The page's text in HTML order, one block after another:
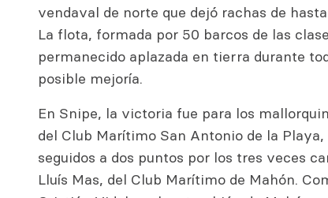
vendaval de norte que dejó rachas de
La flota, formada por 50 barcos de las
permanecido aplazada en tierra durante
posible mejoría.
En Snipe, la victoria fue para los
del Club Marítimo San Antonio de la
seguidos a dos puntos por los tres veces
Lluís Mas, del Club Marítimo de Mahón.